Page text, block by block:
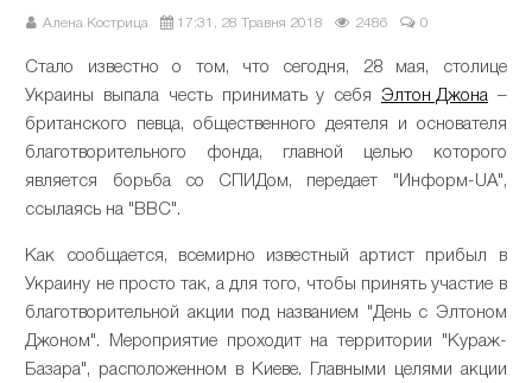
Алена Кострица 17:31, 28 Травня 2018 2486 0
Стало известно о том, что сегодня, 28 мая, столице
Украины выпала честь принимать у себя Элтон Джона–
британского певца, общественного деятеля и основателя
благотворительного фонда, главной целью которого
является борьба со СПИДом, передает "Информ-UA",
ссылаясь на "ВВС".
Как сообщается, всемирно известный артист прибыл в
Украину не просто так, а для того, чтобы принять участие в
благотворительной акции под названием "День с Элтоном
Джоном". Мероприятие проходит на территории "Кураж-
Базара", расположенном в Киеве. Главными целями акции